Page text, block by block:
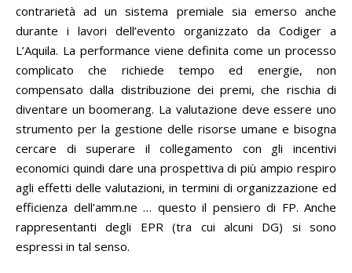
contrarietà ad un sistema premiale sia emerso anche
durante i lavori dell’evento organizzato da Codiger a
L’Aquila. La performance viene definita come un processo
complicato che richiede tempo ed energie, non
compensato dalla distribuzione dei premi, che rischia di
diventare un boomerang. La valutazione deve essere uno
strumento per la gestione delle risorse umane e bisogna
cercare di superare il collegamento con gli incentivi
economici quindi dare una prospettiva di più ampio respiro
agli effetti delle valutazioni, in termini di organizzazione ed
efficienza dell’amm.ne … questo il pensiero di FP. Anche
rappresentanti degli EPR (tra cui alcuni DG) si sono
espressi in tal senso.